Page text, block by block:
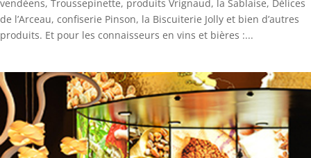
vendéens, Troussepinette, produits Vrignaud, la Sablaise, Délices
de l’Arceau, confiserie Pinson, la Biscuiterie Jolly et bien d’autres
produits. Et pour les connaisseurs en vins et bières :...